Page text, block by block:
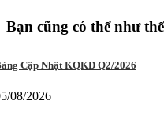
Bạn cũng có thể như thế
Cập Nhật KQKD Q2/2026
08/2026